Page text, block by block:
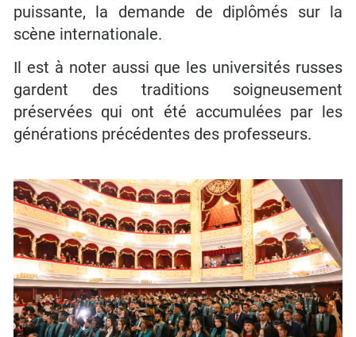
puissante, la demande de diplômés sur la
scène internationale.
Il est à noter aussi que les universités russes
gardent des traditions soigneusement
préservées qui ont été accumulées par les
générations précédentes des professeurs.